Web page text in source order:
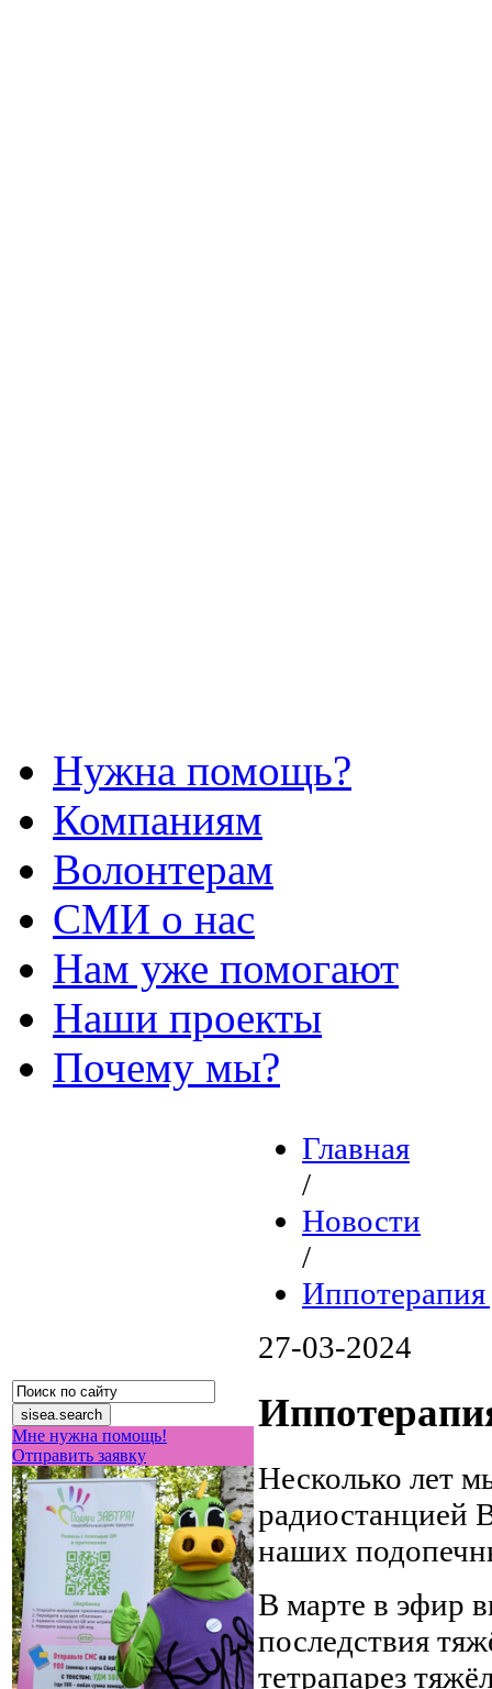
Нужна помощь?
Компаниям
Волонтерам
СМИ о нас
Нам уже помогают
Наши проекты
Почему мы?
Мне нужна помощь!
Отправить заявку
Главная
/
Новости
/
Иппотерапия
27-03-2024
Несколько лет
радиостанцией
наших
В марте в эфир
последствия
тетрапарез